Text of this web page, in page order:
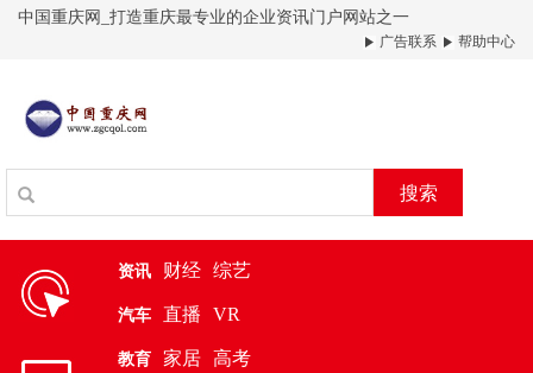
中国重庆网_打造重庆最专业的企业资讯门户网站之一
广告联系 帮助中心
搜索
资讯 财经 综艺
汽车 直播 VR
教育 家居 高考